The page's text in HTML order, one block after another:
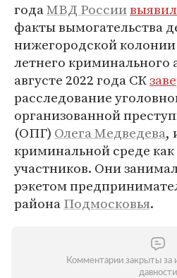
годаМВД России
факты вымогательства
нижегородской колонии
летнего криминального
августе 2022 года СК
расследование
организованной
(ОПГ) Олега Медведева,
криминальной среде
участников. Они
рэкетом
районаПодмосковья.
Комментарии закрыты за
давности